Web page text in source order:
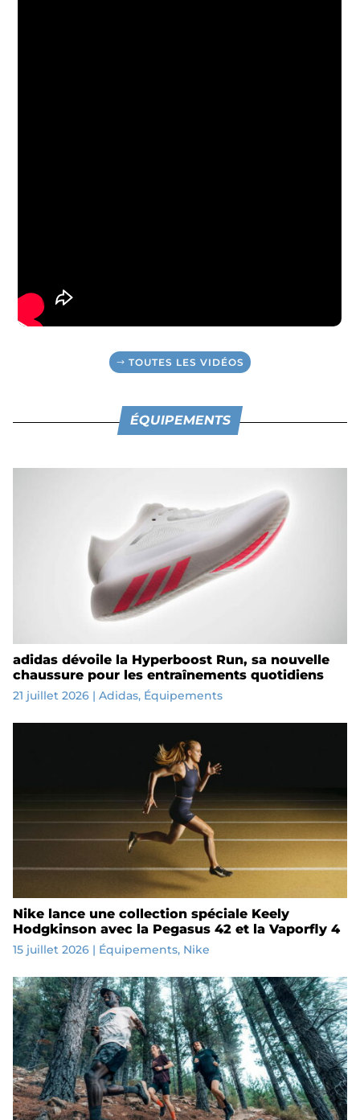
TOUTES LES VIDÉOS
ÉQUIPEMENTS
adidas dévoile la Hyperboost Run, sa nouvelle
chaussure pour les entraînements quotidiens
21 juillet 2026| Adidas, Équipements
Nike lance une collection spéciale Keely
Hodgkinson avec la Pegasus 42 et la Vaporfly 4
15 juillet 2026| Équipements, Nike